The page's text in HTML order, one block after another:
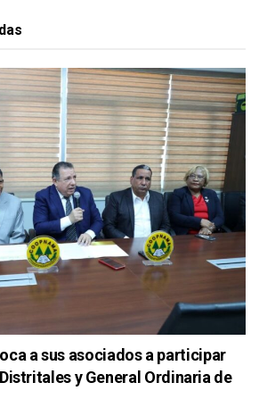
a sus asociados a participar
y General Ordinaria de